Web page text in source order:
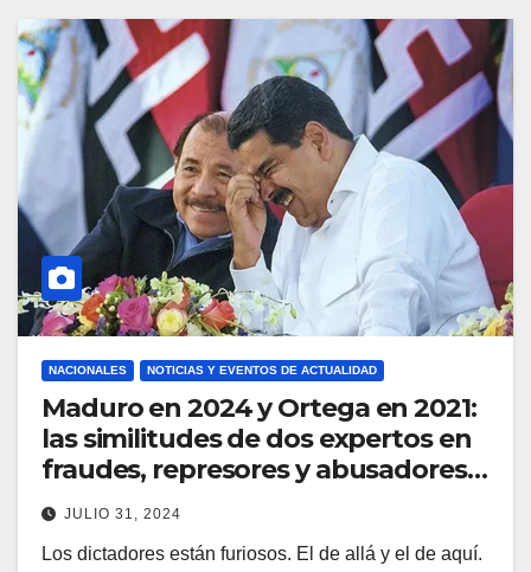
NACIONALES NOTICIAS Y EVENTOS DE ACTUALIDAD
Maduro en 2024 y Ortega en 2021:
las similitudes de dos expertos en
fraudes, represores y abusadores
de poder
JULIO 31, 2024
Los dictadores están furiosos. El de allá y el de aquí.